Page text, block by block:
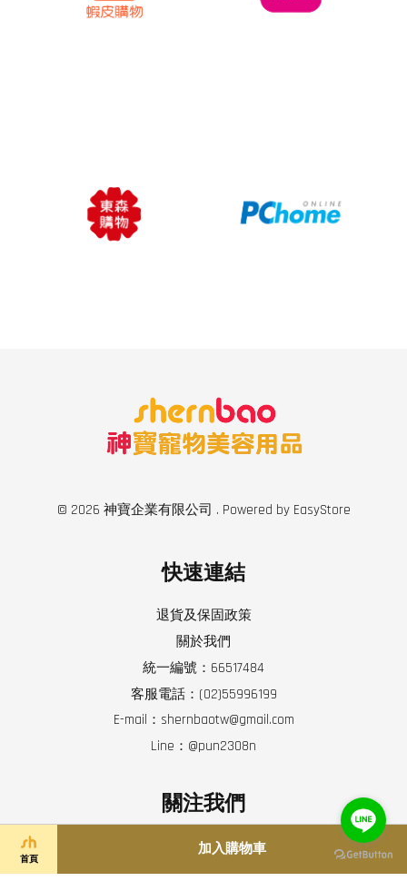
首頁
加入購物車
© 2026 神寶企業有限公司 . Powered by EasyStore
快速連結
退貨及保固政策
關於我們
統一編號：66517484
客服電話：(02)55996199
E-mail：shernbaotw@gmail.com
Line：@pun2308n
關注我們
Instagram YouTube Line